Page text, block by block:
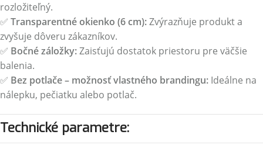
rozložiteľný.
✅ Transparentné okienko (6 cm):Zvýrazňuje produkt a
zvyšuje dôveru zákazníkov.
✅ Bočné záložky:Zaisťujú dostatok priestoru pre väčšie
balenia.
✅ Bez potlače – možnosť vlastného brandingu: Ideálne na
nálepku, pečiatku alebo potlač.
Technické parametre: